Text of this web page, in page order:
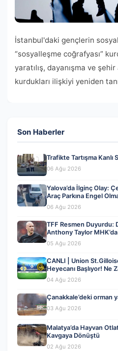
İstanbul'daki gençlerin sosyal
“sosyalleşme coğrafyası”
yaratılış, dayanışma ve şehir
kurdukları ilişkiyi yeniden
Son Haberler
Trafikte Tartışma Kanlı
06 Ağu 2026
Yalova’da İlginç Olay:
Araç Parkına Engel
06 Ağu 2026
TFF Resmen Duyurdu:
Anthony Taylor
05 Ağu 2026
CANLI | Union
Heyecanı Başlıyor! Ne
04 Ağustos 2026
04 Ağu 2026
Çanakkale’deki orman
03 Ağu 2026
Malatya’da Hayvan
Kavgaya Dönüştü
02 Ağu 2026